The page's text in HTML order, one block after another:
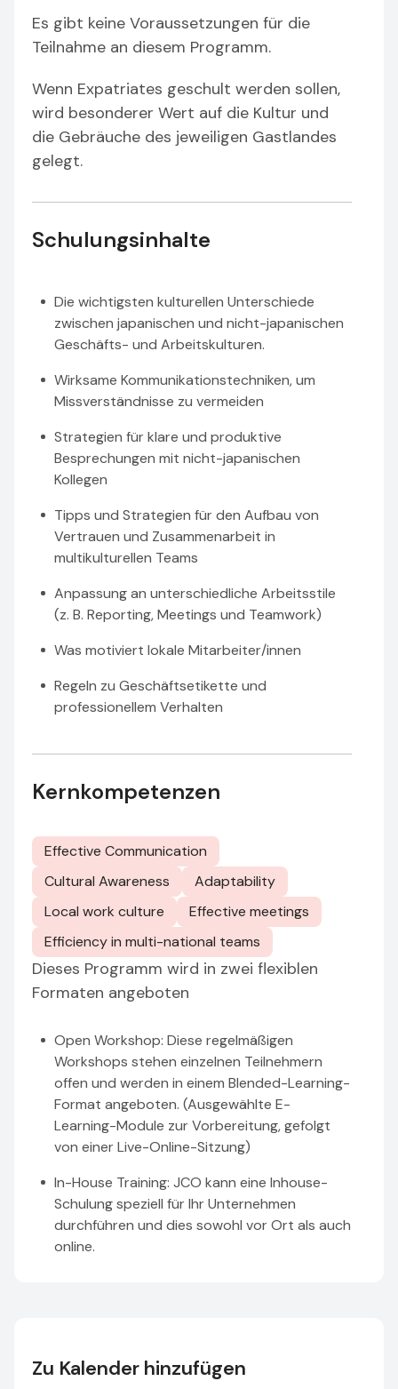
Es gibt keine Voraussetzungen für die
Teilnahme an diesem Programm.
Wenn Expatriates geschult werden sollen,
wird besonderer Wert auf die Kultur und
die Gebräuche des jeweiligen Gastlandes
gelegt.
Schulungsinhalte
Die wichtigsten kulturellen Unterschiede
zwischen japanischen und nicht-japanischen
Geschäfts- und Arbeitskulturen.
Wirksame Kommunikationstechniken, um
Missverständnisse zu vermeiden
Strategien für klare und produktive
Besprechungen mit nicht-japanischen
Kollegen
Tipps und Strategien für den Aufbau von
Vertrauen und Zusammenarbeit in
multikulturellen Teams
Anpassung an unterschiedliche Arbeitsstile
(z. B. Reporting, Meetings und Teamwork)
Was motiviert lokale Mitarbeiter/innen
Regeln zu Geschäftsetikette und
professionellem Verhalten
Kernkompetenzen
Effective Communication
Cultural Awareness
Adaptability
Local work culture
Effective meetings
Efficiency in multi-national teams
Dieses Programm wird in zwei flexiblen
Formaten angeboten
Open Workshop: Diese regelmäßigen
Workshops stehen einzelnen Teilnehmern
offen und werden in einem Blended-Learning-
Format angeboten. (Ausgewählte E-
Learning-Module zur Vorbereitung, gefolgt
von einer Live-Online-Sitzung)
In-House Training: JCO kann eine Inhouse-
Schulung speziell für Ihr Unternehmen
durchführen und dies sowohl vor Ort als auch
online.
Zu Kalender hinzufügen